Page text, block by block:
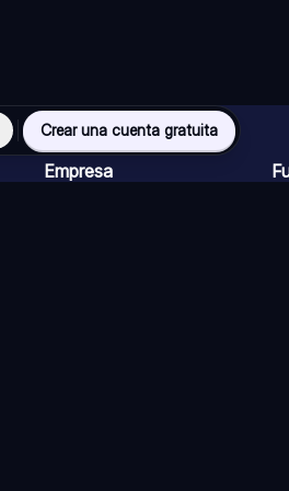
Crear una cuenta gratuita
Empresa